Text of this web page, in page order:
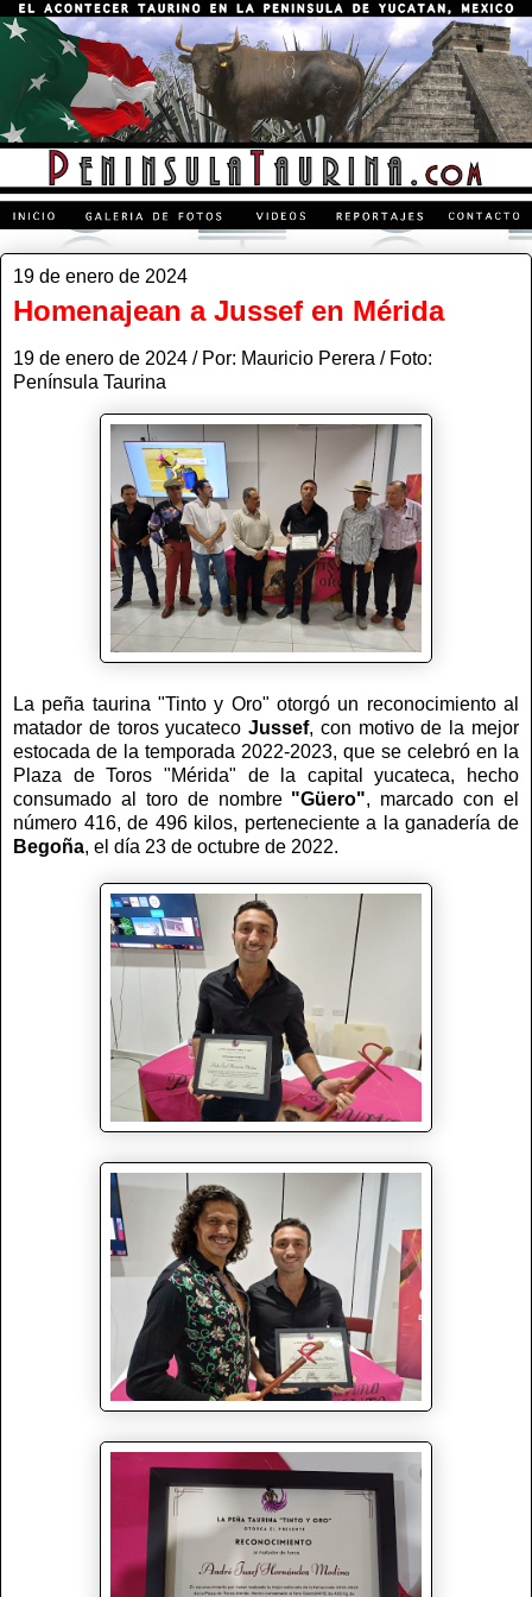
19 de enero de 2024
Homenajean a Jussef en Mérida
19 de enero de 2024 / Por: Mauricio Perera / Foto:
Península Taurina
La peña taurina "Tinto y Oro" otorgó un reconocimiento al
matador de toros yucatecoJussef, con motivo de la mejor
estocada de la temporada 2022-2023, que se celebró en la
Plaza de Toros "Mérida" de la capital yucateca, hecho
consumado al toro de nombre "Güero", marcado con el
número 416, de 496 kilos, perteneciente a la ganadería de
Begoña, el día 23 de octubre de 2022.